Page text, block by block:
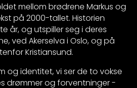
mellom brødrene Markus og
på 2000-tallet. Historien
år, og utspiller seg i deres
ved Akerselva i Oslo, og på
Kristiansund.
og identitet, vi ser de to vokse
drømmer og forventninger -